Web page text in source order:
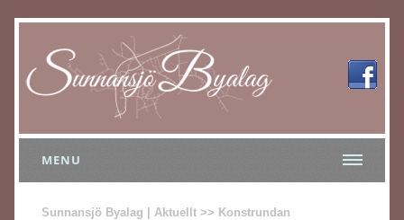
MENU
Sunnansjö Byalag | Aktuellt >> Konstrundan